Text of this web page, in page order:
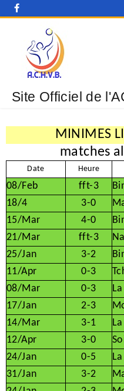
Site Officiel de
MINIMES
matches
Date Heure
08/Feb fft-3
18/4
3-0
15/Mar
4-0
21/Mar
fft-3
25/Jan
3-2
11/Apr
0-3
08/Mar
0-3
17/Jan
2-3
14/Mar
3-1
12/Apr
3-0
24/Jan
0-5
31/Jan
3-2